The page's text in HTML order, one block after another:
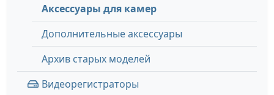
Аксессуары для камер
Дополнительные аксессуары
Архив старых моделей
Видеорегистраторы